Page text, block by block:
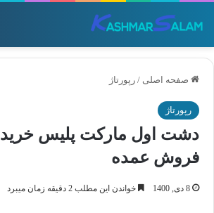
صفحه اصلی / رپورتاژ
رپورتاژ
دشت اول مارکت پلیس
فروش عمده
8 دی, 1400 خواندن این مطلب 2 دقیقه زمان میبرد